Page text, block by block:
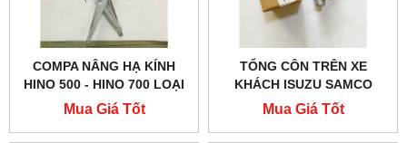
COMPA NÂNG HẠ KÍNH
HINO 500 - HINO 700 LOẠI
TỐT
Mua Giá Tốt
TỔNG CÔN TRÊN XE
KHÁCH ISUZU SAMCO
CHÍNH HÃNG
Mua Giá Tốt